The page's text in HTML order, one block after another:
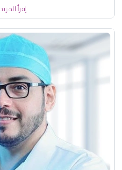
إقرأ المزيد